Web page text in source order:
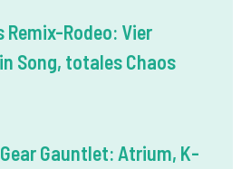
Remix-Rodeo: Vier
Song, totales Chaos
Gauntlet: Atrium, K-